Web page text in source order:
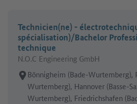
Technicien(ne) -
spécialisation)/Bachelor
technique
N.O.C Engineering GmbH
Lieu de travail:
Bönnigheim (Bade-Wurtemberg),
Wurtemberg), Hannover (Basse-
Wurtemberg), Friedrichshafen